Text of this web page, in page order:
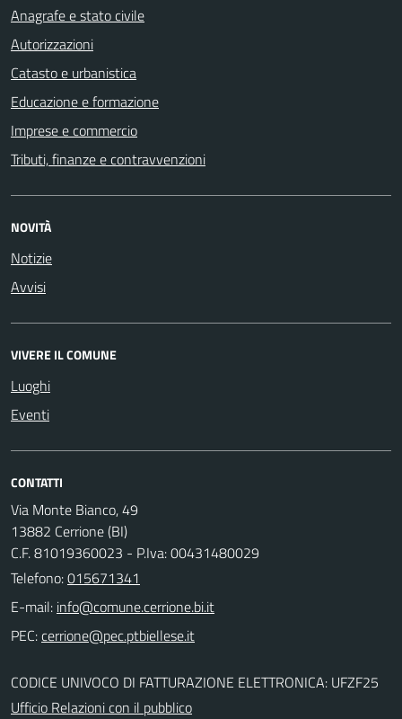
Anagrafe e stato civile
Autorizzazioni
Catasto e urbanistica
Educazione e formazione
Imprese e commercio
Tributi, finanze e contravvenzioni
NOVITÀ
Notizie
Avvisi
VIVERE IL COMUNE
Luoghi
Eventi
CONTATTI
Via Monte Bianco, 49
13882 Cerrione (BI)
C.F. 81019360023 - P.Iva: 00431480029
Telefono:015671341
E-mail:
PEC:
CODICE UNIVOCO DI FATTURAZIONE ELETTRONICA: UFZF25
Ufficio Relazioni con il pubblico